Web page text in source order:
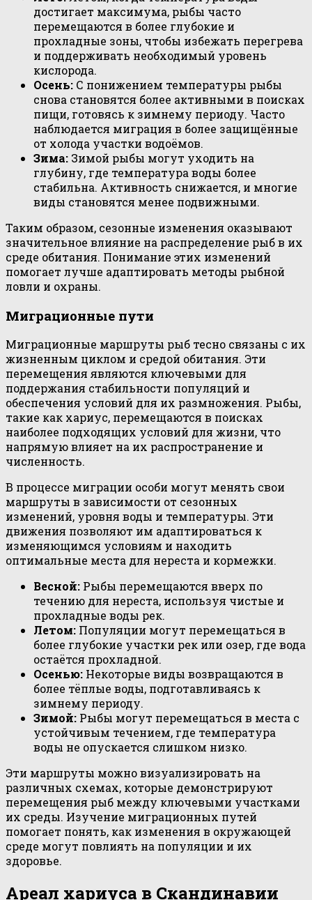
достигает максимума, рыбы часто
перемещаются в более глубокие и
прохладные зоны, чтобы избежать перегрева
и поддерживать необходимый уровень
кислорода.
Осень: С понижением температуры рыбы
снова становятся более активными в поисках
пищи, готовясь к зимнему периоду. Часто
наблюдается миграция в более защищённые
от холода участки водоёмов.
Зима: Зимой рыбы могут уходить на
глубину, где температура воды более
стабильна. Активность снижается, и многие
виды становятся менее подвижными.
Таким образом, сезонные изменения оказывают
значительное влияние на распределение рыб в их
среде обитания. Понимание этих изменений
помогает лучше адаптировать методы рыбной
ловли и охраны.
Миграционные пути
Миграционные маршруты рыб тесно связаны с их
жизненным циклом и средой обитания. Эти
перемещения являются ключевыми для
поддержания стабильности популяций и
обеспечения условий для их размножения. Рыбы,
такие как хариус, перемещаются в поисках
наиболее подходящих условий для жизни, что
напрямую влияет на их распространение и
численность.
В процессе миграции особи могут менять свои
маршруты в зависимости от сезонных
изменений, уровня воды и температуры. Эти
движения позволяют им адаптироваться к
изменяющимся условиям и находить
оптимальные места для нереста и кормежки.
Весной: Рыбы перемещаются вверх по
течению для нереста, используя чистые и
прохладные воды рек.
Летом: Популяции могут перемещаться в
более глубокие участки рек или озер, где вода
остаётся прохладной.
Осенью: Некоторые виды возвращаются в
более тёплые воды, подготавливаясь к
зимнему периоду.
Зимой: Рыбы могут перемещаться в места с
устойчивым течением, где температура
воды не опускается слишком низко.
Эти маршруты можно визуализировать на
различных схемах, которые демонстрируют
перемещения рыб между ключевыми участками
их среды. Изучение миграционных путей
помогает понять, как изменения в окружающей
среде могут повлиять на популяции и их
здоровье.
Ареал хариуса в Скандинавии